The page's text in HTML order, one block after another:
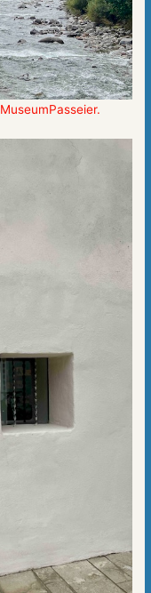
MuseumPasseier.